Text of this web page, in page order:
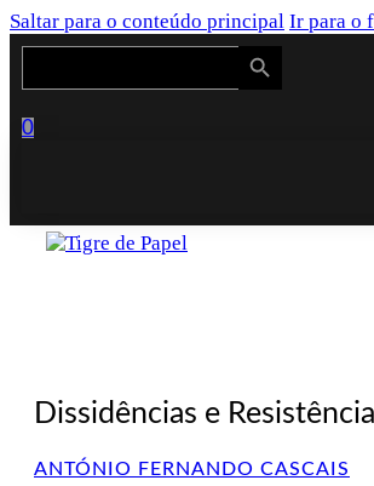
Saltar para o conteúdo principal Ir para o
Search
Search Button
0
Dissidências e
ANTÓNIO FERNANDO CASCAIS